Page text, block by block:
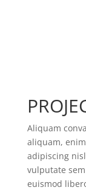
Aliquam
aliquam,
adipiscing
vulputate
euismod